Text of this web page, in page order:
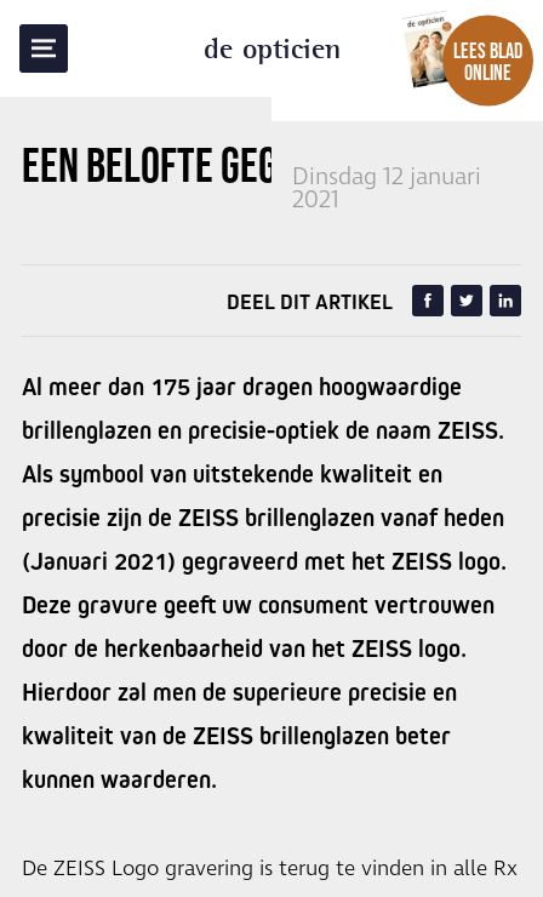
de opticien
LEES BLAD
ONLINE
EEN BELOFTE GEGRAVEERD
Dinsdag 12 januari
2021
TERUG NAAR OVERZICHT
DEEL DIT ARTIKEL
Al meer dan 175 jaar dragen hoogwaardige
brillenglazen en precisie-optiek de naam ZEISS.
Als symbool van uitstekende kwaliteit en
precisie zijn de ZEISS brillenglazen vanaf heden
(Januari 2021) gegraveerd met het ZEISS logo.
Deze gravure geeft uw consument vertrouwen
door de herkenbaarheid van het ZEISS logo.
Hierdoor zal men de superieure precisie en
kwaliteit van de ZEISS brillenglazen beter
kunnen waarderen.
De ZEISS Logo gravering is terug te vinden in alle Rx